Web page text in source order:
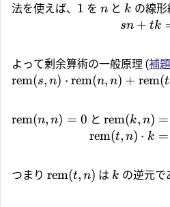
法を使えば、 1 を n と k の線形
sn + tk
よって剰余算術の一般原理 (補
rem(s, n) ⋅ rem(n, n) + rem(t
rem(n, n) = 0 とrem(k, n) =
rem(t, n) ⋅ k =
つまり rem(t, n) は k の逆元で